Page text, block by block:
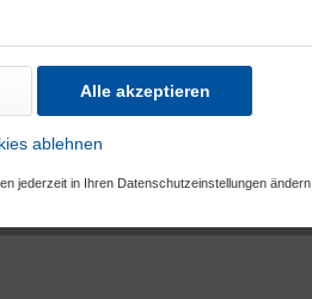
Alle akzeptieren
ablehnen
jederzeit in Ihren Datenschutzeinstellungen ändern.